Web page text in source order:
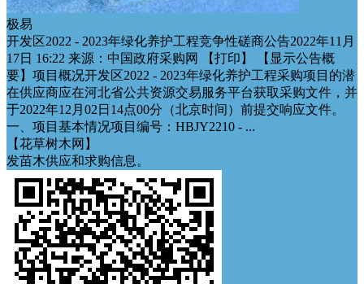
极易
开发区2022 - 2023年绿化养护工程竞争性磋商公告2022年11月
17日 16:22 来源：中国政府采购网 【打印】 【显示公告概
要】项目概况开发区2022 - 2023年绿化养护工程采购项目的潜
在供应商应在河北省公共资源交易服务平台获取采购文件，并
于2022年12月02日14点00分（北京时间）前提交响应文件。
一、项目基本情况项目编号：HBJY2210 - ...
【花草树木网】
发苗木供应和求购信息。